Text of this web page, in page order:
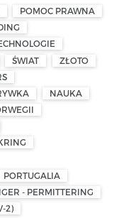
POMOC PRAWNA
ŚWIAT
ZŁOTO
NAUKA
PORTUGALIA
- PERMITTERING
2)